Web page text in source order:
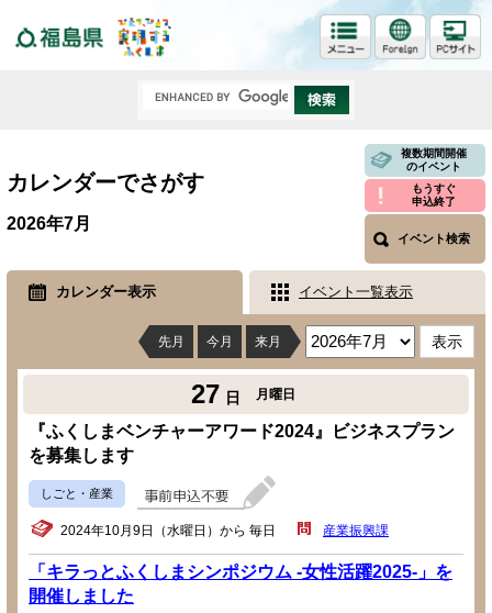
カレンダーでさがす
複数期間開催
のイベント
もうすぐ
申込終了
イベント検索
2026年7月
カレンダー表示 イベント一覧表示
先月 今月 来月
27 日 月曜日
『ふくしまベンチャーアワード2024』ビジネスプラン
を募集します
しごと・産業
2024年10月9日（水曜日）から 毎日 産業振興課
「キラっとふくしまシンポジウム -女性活躍2025-」を
開催しました